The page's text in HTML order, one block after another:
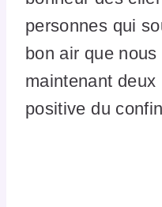
personnes qui
bon air que
maintenant
positive du